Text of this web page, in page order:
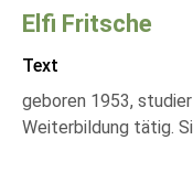
Elfi Fritsche
Text
geboren 1953,
Weiterbildung tätig.